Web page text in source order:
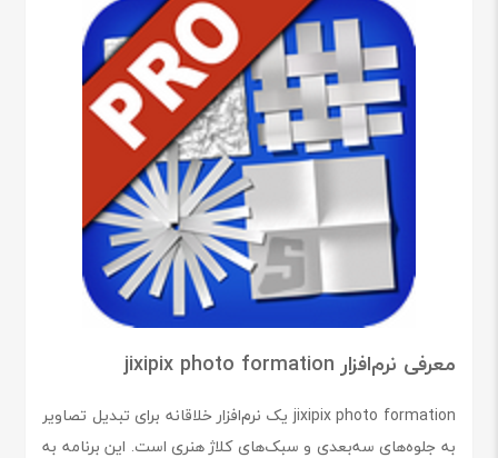
معرفی نرم‌افزار jixipix photo formation
jixipix photo formation یک نرم‌افزار خلاقانه برای تبدیل تصاویر
به جلوه‌های سه‌بعدی و سبک‌های کلاژ هنری است. این برنامه به